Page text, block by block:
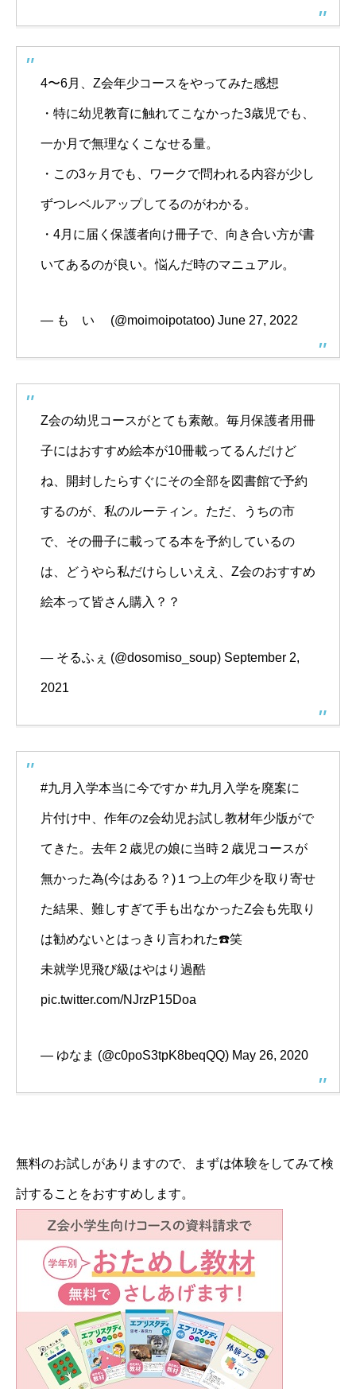
4〜6月、Z会年少コースをやってみた感想
・特に幼児教育に触れてこなかった3歳児でも、
一か月で無理なくこなせる量。
・この3ヶ月でも、ワークで問われる内容が少し
ずつレベルアップしてるのがわかる。
・4月に届く保護者向け冊子で、向き合い方が書
いてあるのが良い。悩んだ時のマニュアル。
— も い (@moimoipotatoo) June 27, 2022
Z会の幼児コースがとても素敵。毎月保護者用冊
子にはおすすめ絵本が10冊載ってるんだけど
ね、開封したらすぐにその全部を図書館で予約
するのが、私のルーティン。ただ、うちの市
で、その冊子に載ってる本を予約しているの
は、どうやら私だけらしいええ、Z会のおすすめ
絵本って皆さん購入？？
— そるふぇ (@dosomiso_soup) September 2,
2021
#九月入学本当に今ですか #九月入学を廃案に
片付け中、作年のz会幼児お試し教材年少版がで
てきた。去年２歳児の娘に当時２歳児コースが
無かった為(今はある？)１つ上の年少を取り寄せ
た結果、難しすぎて手も出なかったZ会も先取り
は勧めないとはっきり言われた☎️笑
未就学児飛び級はやはり過酷
pic.twitter.com/NJrzP15Doa
— ゆなま (@c0poS3tpK8beqQQ) May 26, 2020
無料のお試しがありますので、まずは体験をしてみて検
討することをおすすめします。